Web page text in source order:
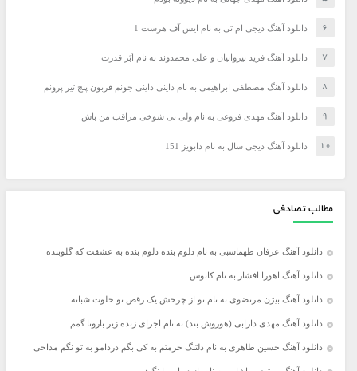
دانلود آهنگ دیجی ام تی به نام ایس آف هرست 1
دانلود آهنگ فرید پیروانیان و علی محمدوند به نام اَبَر قدرت
دانلود آهنگ مصطفی ابراهیمی به نام داینی داینی جونم قربون پنج تیر پرونم
دانلود آهنگ مهدی فروغی به نام ولی بی شوخی مراقب من باش
دانلود آهنگ دیجی سال به نام دابویز 151
مطالب تصادفی
دانلود آهنگ عرفان طهماسبی به نام دلوم بنده دلوم بنده به عشقت که گلوبنده
دانلود آهنگ اهورا افشار به نام کابوس
دانلود آهنگ بیژن مرتضوی به نام تو از چرخش یک رقص تو خلوت شبانه
دانلود آهنگ مهدی دارابی (هوروش بند) به نام اجرای زنده زیر بارونا گمم
دانلود آهنگ حسین طاهری به نام دلتنگ حرمتم به کی بگم دردامو به تو نگم مداحی